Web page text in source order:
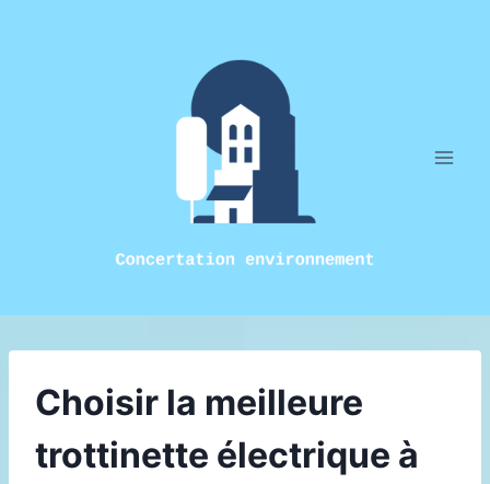
Choisir la meilleure
trottinette électrique à